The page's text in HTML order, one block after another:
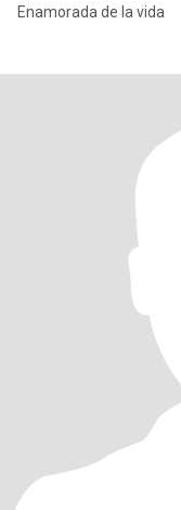
Enamorada de la vida